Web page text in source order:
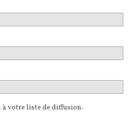
votre liste de diffusion.